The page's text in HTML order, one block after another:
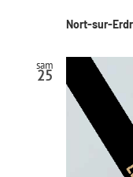
Nort-sur-
sam
25